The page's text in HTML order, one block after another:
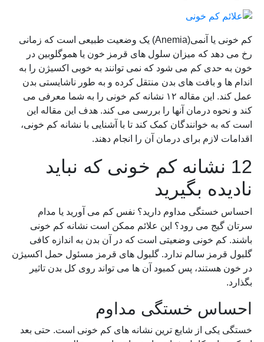
کم خونی یا آنمی(Anemia) یک وضعیت طبیعی است که زمانی
رخ می دهد که میزان سلول های قرمز خون یا هموگلوبین در
خون به حدی کم می شود که نمی توانند به خوبی اکسیژن را به
اندام ها و بافت های بدن منتقل کرده و به طور ناشایستی بدن
عمل کند. این مقاله ۱۲ نشانه کم خونی را به شما معرفی می
کند و نحوه درمان آنها را بررسی می کند. هدف این مقاله این
است که به خوانندگان کمک کند تا با آشنایی با نشانه کم خونی،
اقدامات لازم برای درمان آن را انجام دهند.
12 نشانه کم خونی که نباید
نادیده بگیرید
احساس خستگی مداوم دارید؟ نفس کم می آورید یا مدام
سرتان گیج می رود؟ این علائم ممکن است نشانه کم خونی
باشند. کم خونی وضعیتی است که در آن بدن به اندازه کافی
گلبول قرمز سالم ندارد. گلبول های قرمز مسئول حمل اکسیژن
در خون هستند، پس کمبود آن ها می تواند روی کل بدن تاثیر
بگذارد.
احساس خستگی مداوم
خستگی یکی از شایع ترین نشانه های کم خونی است. حتی بعد